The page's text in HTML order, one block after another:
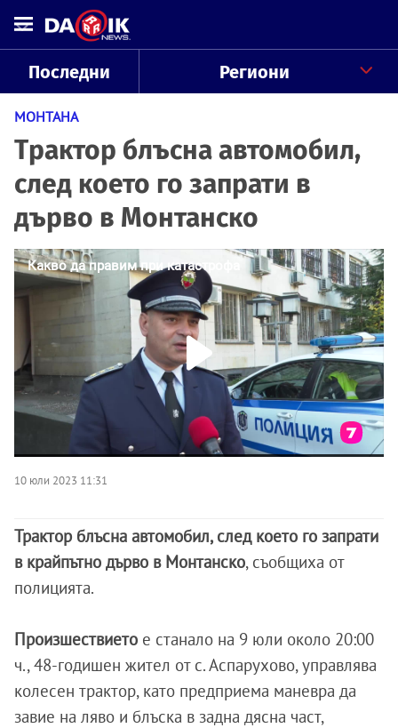
Последни Региони
МОНТАНА
Трактор блъсна автомобил,
след което го запрати в
дърво в Монтанско
10 юли 2023 11:31
Трактор блъсна автомобил, след което го запрати
в крайпътно дърво в Монтанско, съобщиха от
полицията.
Произшествието е станало на 9 юли около 20:00
ч., 48-годишен жител от с. Аспарухово, управлява
колесен трактор, като предприема маневра да
завие на ляво и блъска в задна дясна част,